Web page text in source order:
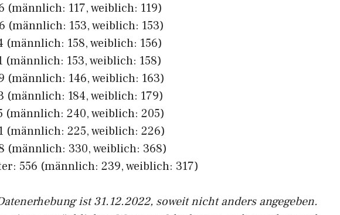
(männlich: 117, weiblich: 119)
(männlich: 153, weiblich: 153)
(männlich: 158, weiblich: 156)
(männlich: 153, weiblich: 158)
(männlich: 146, weiblich: 163)
(männlich: 184, weiblich: 179)
(männlich: 240, weiblich: 205)
(männlich: 225, weiblich: 226)
(männlich: 330, weiblich: 368)
556 (männlich: 239, weiblich: 317)
ist 31.12.2022, soweit nicht anders angegeben.